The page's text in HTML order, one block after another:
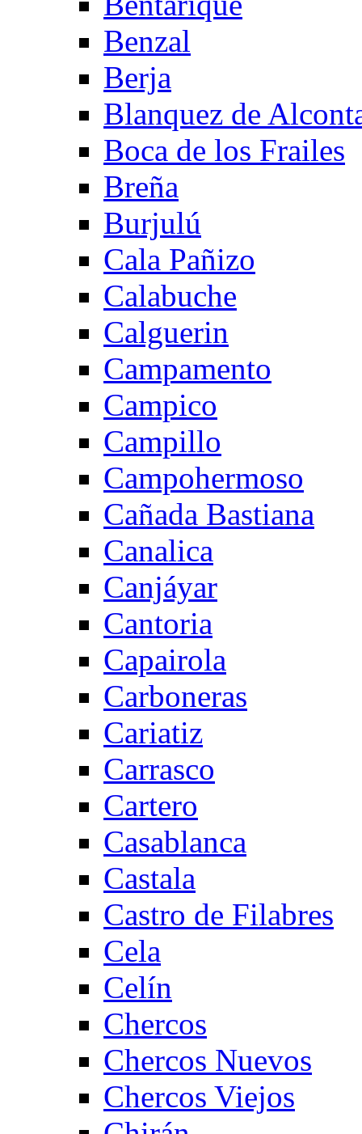
Benzal
Berja
Blanquez de
Boca de los Frailes
Breña
Burjulú
Cala Pañizo
Calabuche
Calguerin
Campamento
Campico
Campillo
Campohermoso
Cañada Bastiana
Canalica
Canjáyar
Cantoria
Capairola
Carboneras
Cariatiz
Carrasco
Cartero
Casablanca
Castala
Castro de Filabres
Cela
Celín
Chercos
Chercos Nuevos
Chercos Viejos